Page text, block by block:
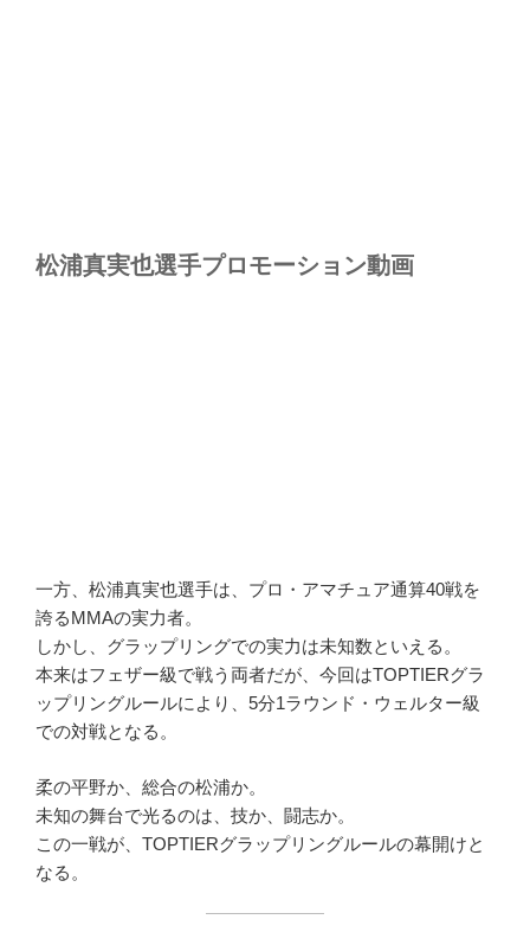
松浦真実也選手プロモーション動画
一方、松浦真実也選手は、プロ・アマチュア通算40戦を
誇るMMAの実力者。
しかし、グラップリングでの実力は未知数といえる。
本来はフェザー級で戦う両者だが、今回はTOPTIERグラ
ップリングルールにより、5分1ラウンド・ウェルター級
での対戦となる。
柔の平野か、総合の松浦か。
未知の舞台で光るのは、技か、闘志か。
この一戦が、TOPTIERグラップリングルールの幕開けと
なる。